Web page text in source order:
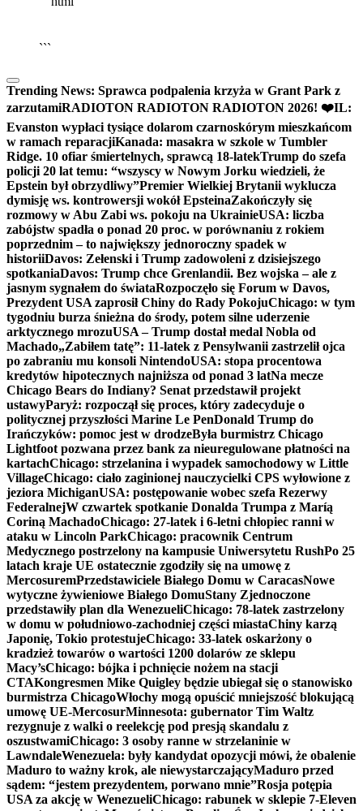
```
Trending News: Sprawca podpalenia krzyża w Grant Park z
zarzutamiRADIOTON RADIOTON RADIOTON 2026! ❤️IL:
Evanston wypłaci tysiące dolarom czarnoskórym mieszkańcom
w ramach reparacjiKanada: masakra w szkole w Tumbler
Ridge. 10 ofiar śmiertelnych, sprawcą 18-latekTrump do szefa
policji 20 lat temu: “wszyscy w Nowym Jorku wiedzieli, że
Epstein był obrzydliwy”Premier Wielkiej Brytanii wyklucza
dymisję ws. kontrowersji wokół EpsteinaZakończyły się
rozmowy w Abu Zabi ws. pokoju na UkrainieUSA: liczba
zabójstw spadła o ponad 20 proc. w porównaniu z rokiem
poprzednim – to największy jednoroczny spadek w
historiiDavos: Zełenski i Trump zadowoleni z dzisiejszego
spotkaniaDavos: Trump chce Grenlandii. Bez wojska – ale z
jasnym sygnałem do świataRozpoczęło się Forum w Davos,
Prezydent USA zaprosił Chiny do Rady PokojuChicago: w tym
tygodniu burza śnieżna do środy, potem silne uderzenie
arktycznego mrozuUSA – Trump dostał medal Nobla od
Machado„Zabiłem tatę”: 11-latek z Pensylwanii zastrzelił ojca
po zabraniu mu konsoli NintendoUSA: stopa procentowa
kredytów hipotecznych najniższa od ponad 3 latNa mecze
Chicago Bears do Indiany? Senat przedstawił projekt
ustawyParyż: rozpoczął się proces, który zadecyduje o
politycznej przyszłości Marine Le PenDonald Trump do
Irańczyków: pomoc jest w drodzeByła burmistrz Chicago
Lightfoot pozwana przez bank za nieuregulowane płatności na
kartachChicago: strzelanina i wypadek samochodowy w Little
VillageChicago: ciało zaginionej nauczycielki CPS wyłowione z
jeziora MichiganUSA: postępowanie wobec szefa Rezerwy
FederalnejW czwartek spotkanie Donalda Trumpa z Maríą
Coriną MachadoChicago: 27-latek i 6-letni chłopiec ranni w
ataku w Lincoln ParkChicago: pracownik Centrum
Medycznego postrzelony na kampusie Uniwersytetu RushPo 25
latach kraje UE ostatecznie zgodziły się na umowę z
MercosuremPrzedstawiciele Białego Domu w CaracasNowe
wytyczne żywieniowe Białego DomuStany Zjednoczone
przedstawiły plan dla WenezueliChicago: 78-latek zastrzelony
w domu w południowo-zachodniej części miastaChiny karzą
Japonię, Tokio protestujeChicago: 33-latek oskarżony o
kradzież towarów o wartości 1200 dolarów ze sklepu
Macy’sChicago: bójka i pchnięcie nożem na stacji
CTAKongresmen Mike Quigley będzie ubiegał się o stanowisko
burmistrza ChicagoWłochy mogą opuścić mniejszość blokującą
umowę UE-MercosurMinnesota: gubernator Tim Waltz
rezygnuje z walki o reelekcję pod presją skandalu z
oszustwamiChicago: 3 osoby ranne w strzelaninie w
LawndaleWenezuela: były kandydat opozycji mówi, że obalenie
Maduro to ważny krok, ale niewystarczającyMaduro przed
sądem: “jestem prezydentem, porwano mnie”Rosja potępia
USA za akcję w WenezueliChicago: rabunek w sklepie 7-Eleven